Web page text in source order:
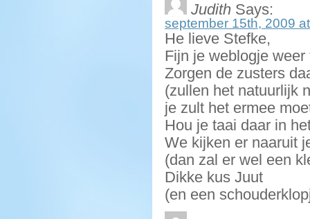
Judith Says:
september 15th, 2009
He lieve Stefke,
Fijn je weblogje weer
Zorgen de zusters
(zullen het natuurlijk
je zult het ermee
Hou je taai daar in
We kijken er naaruit
(dan zal er wel een
Dikke kus Juut
(en een